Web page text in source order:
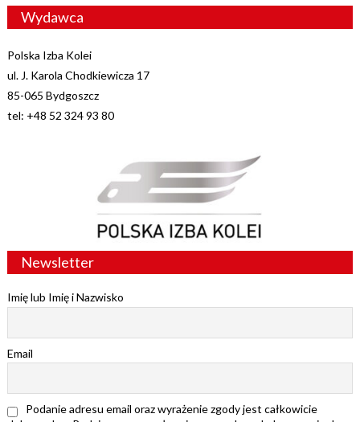
Wydawca
Polska Izba Kolei
ul. J. Karola Chodkiewicza 17
85-065 Bydgoszcz
tel: +48 52 324 93 80
Newsletter
Imię lub Imię i Nazwisko
Email
Podanie adresu email oraz wyrażenie zgody jest całkowicie